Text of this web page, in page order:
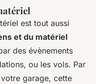
est tout aussi
et du matériel
des évènements
ou les vols. Par
garage, cette